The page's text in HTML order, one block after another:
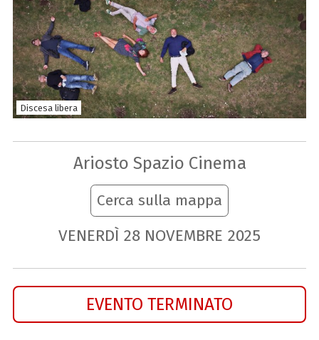
Discesa libera
Ariosto Spazio Cinema
Cerca sulla mappa
VENERDÌ 28 NOVEMBRE 2025
EVENTO TERMINATO